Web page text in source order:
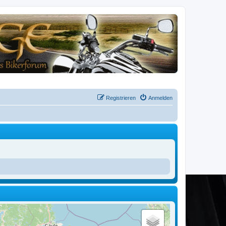
Anmelden
Registrieren